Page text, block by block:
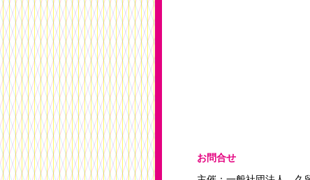
お問合せ